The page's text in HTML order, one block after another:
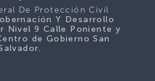
De Protección Civil
Y Desarrollo
Nivel 9 Calle Poniente y
de Gobierno San